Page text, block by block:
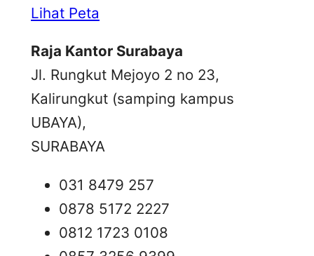
Lihat Peta
Raja Kantor Surabaya
Jl. Rungkut Mejoyo 2 no 23,
Kalirungkut (samping kampus
UBAYA),
SURABAYA
031 8479 257
0878 5172 2227
0812 1723 0108